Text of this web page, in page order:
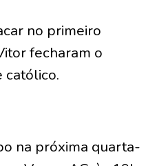
no primeiro
fecharam o
católico.
na próxima quarta-